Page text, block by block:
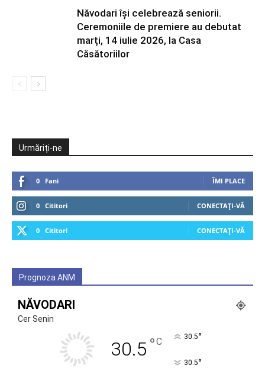
Năvodari își celebrează seniorii.
Ceremoniile de premiere au debutat
marți, 14 iulie 2026, la Casa
Căsătoriilor
Urmăriți-ne
0 Fani ÎMI PLACE
0 Cititori CONECTAȚI-VĂ
0 Cititori CONECTAȚI-VĂ
Prognoza ANM
NĂVODARI
Cer Senin
30.5 °C 30.5°
30.5°